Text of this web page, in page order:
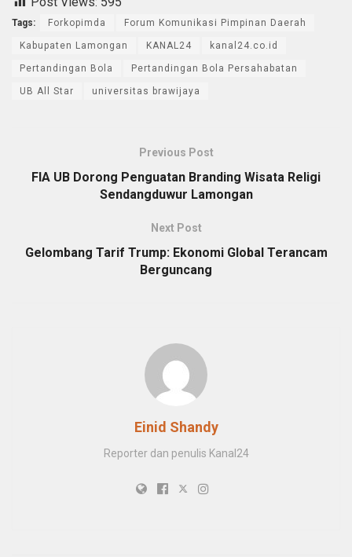
Tags: Forkopimda Forum Komunikasi Pimpinan Daerah
Kabupaten Lamongan KANAL24 kanal24.co.id
Pertandingan Bola Pertandingan Bola Persahabatan
UB All Star universitas brawijaya
Previous Post
FIA UB Dorong Penguatan Branding Wisata Religi
Sendangduwur Lamongan
Next Post
Gelombang Tarif Trump: Ekonomi Global Terancam
Berguncang
Einid Shandy
Reporter dan penulis Kanal24